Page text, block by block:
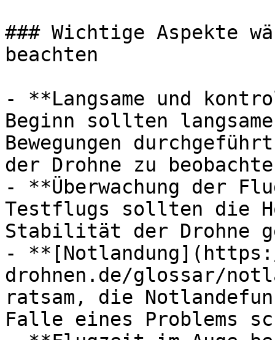
### Wichtige Aspekte
beachten
- **Langsame und
Beginn sollten
Bewegungen
der Drohne zu
- **Überwachung der
Testflugs sollten die
Stabilität der Drohne
-
drohnen.de/glossar/
ratsam, die
Falle eines Problems